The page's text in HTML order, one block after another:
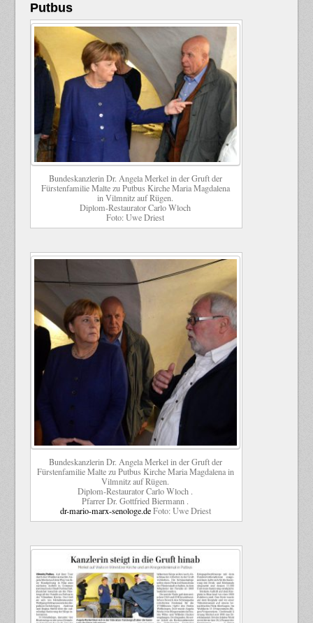
Putbus
Bundeskanzlerin Dr. Angela Merkel in der Gruft der
Fürstenfamilie Malte zu Putbus Kirche Maria Magdalena
in Vilmnitz auf Rügen.
Diplom-Restaurator Carlo Wloch
Foto: Uwe Driest
Bundeskanzlerin Dr. Angela Merkel in der Gruft der
Fürstenfamilie Malte zu Putbus Kirche Maria Magdalena in
Vilmnitz auf Rügen.
Diplom-Restaurator Carlo Wloch .
Pfarrer Dr. Gottfried Biermann .
dr-mario-marx-senologe.deFoto: Uwe Driest